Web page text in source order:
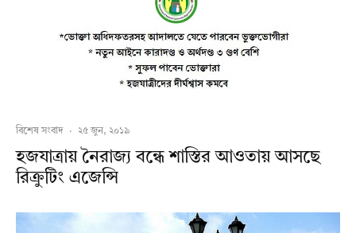
বিশেষ সংবাদ · ২৫ জুন, ২০১৯
হজযাত্রায় নৈরাজ্য বন্ধে শাস্তির আওতায় আসছে
রিক্রুটিং এজেন্সি